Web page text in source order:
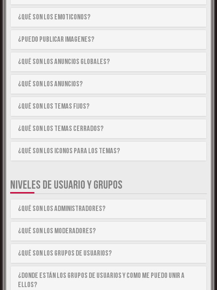
¿Qué son los emoticonos?
¿Puedo publicar imagenes?
¿Qué son los anuncios globales?
¿Qué son los anuncios?
¿Qué son los temas fijos?
¿Qué son los temas cerrados?
¿Qué son los iconos para los temas?
NIVELES DE USUARIO Y GRUPOS
¿Qué son los Administradores?
¿Qué son los Moderadores?
¿Qué son los Grupos de Usuarios?
¿Donde están los Grupos de Usuarios y como me puedo unir a
ellos?